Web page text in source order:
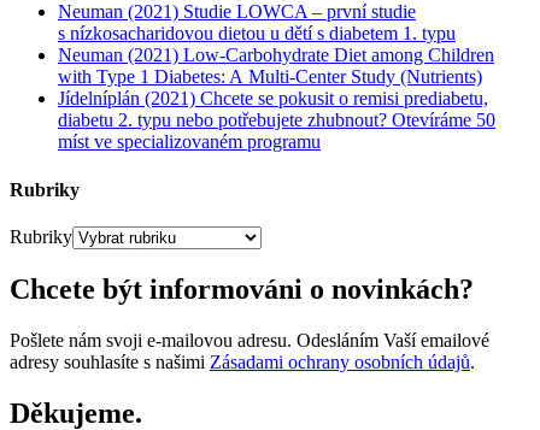
Neuman (2021) Studie LOWCA – první studie
s nízkosacharidovou dietou u dětí s diabetem 1. typu
Neuman (2021) Low-Carbohydrate Diet among Children
with Type 1 Diabetes: A Multi-Center Study (Nutrients)
Jídelníplán (2021) Chcete se pokusit o remisi prediabetu,
diabetu 2. typu nebo potřebujete zhubnout? Otevíráme 50
míst ve specializovaném programu
Rubriky
Rubriky
Chcete být informováni o novinkách?
Pošlete nám svoji e-mailovou adresu. Odesláním Vaší emailové
adresy souhlasíte s našimi Zásadami ochrany osobních údajů.
Děkujeme.